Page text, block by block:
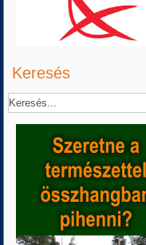
Keresés